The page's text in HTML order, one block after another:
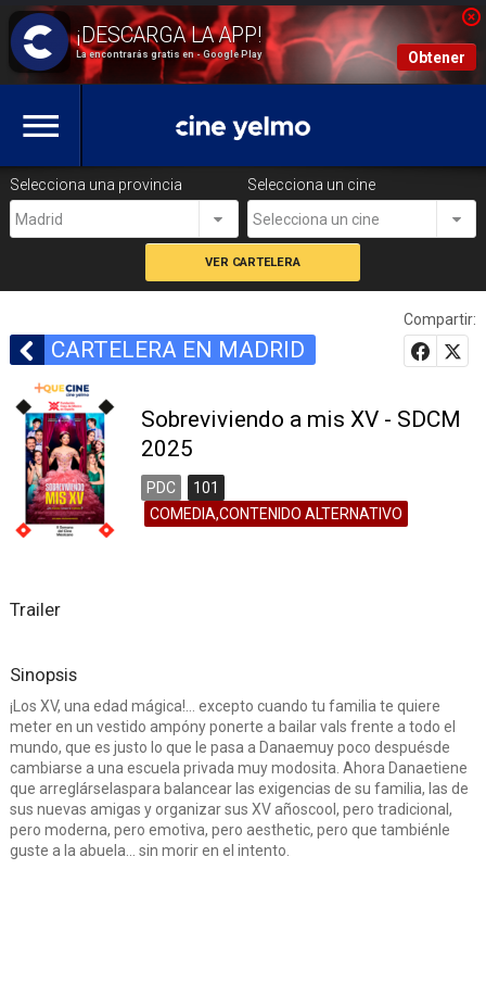
La encontrarás gratis en - Google Play Obtener
Selecciona una provincia
Madrid
Selecciona un cine
Selecciona un cine
CARTELERA EN MADRID
Compartir:
Sobreviviendo a mis XV - SDCM
2025
PDC
101
COMEDIA,CONTENIDO ALTERNATIVO
Trailer
Sinopsis
¡Los XV, una edad mágica!… excepto cuando tu familia te quiere
meter en un vestido ampóny ponerte a bailar vals frente a todo el
mundo, que es justo lo que le pasa a Danaemuy poco despuésde
cambiarse a una escuela privada muy modosita. Ahora Danaetiene
que arreglárselaspara balancear las exigencias de su familia, las de
sus nuevas amigas y organizar sus XV añoscool, pero tradicional,
pero moderna, pero emotiva, pero aesthetic, pero que tambiénle
guste a la abuela… sin morir en el intento.